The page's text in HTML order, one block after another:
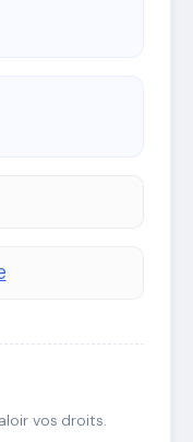
vos droits.